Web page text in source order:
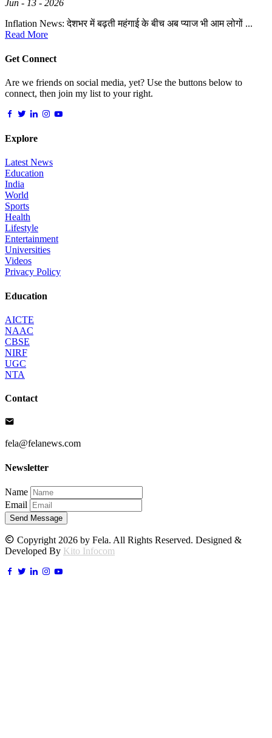
Jun - 13 - 2026
Inflation News: देशभर में बढ़ती महंगाई के बीच अब प्याज भी आम लोगों ...
Read More
Get Connect
Are we friends on social media, yet? Use the buttons below to
connect, then join my list to your right.
Explore
Latest News
Education
India
World
Sports
Health
Lifestyle
Entertainment
Universities
Videos
Privacy Policy
Education
AICTE
NAAC
CBSE
NIRF
UGC
NTA
Contact
fela@felanews.com
Newsletter
Name
Email
Send Message
Copyright 2026 by Fela. All Rights Reserved. Designed &
Developed By Kito Infocom